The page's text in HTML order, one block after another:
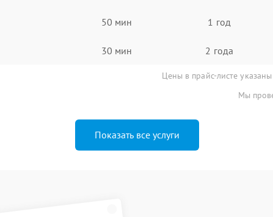
50 мин 1 год
30 мин 2 года
Цены в прайс-листе
Мы
Показать все услуги